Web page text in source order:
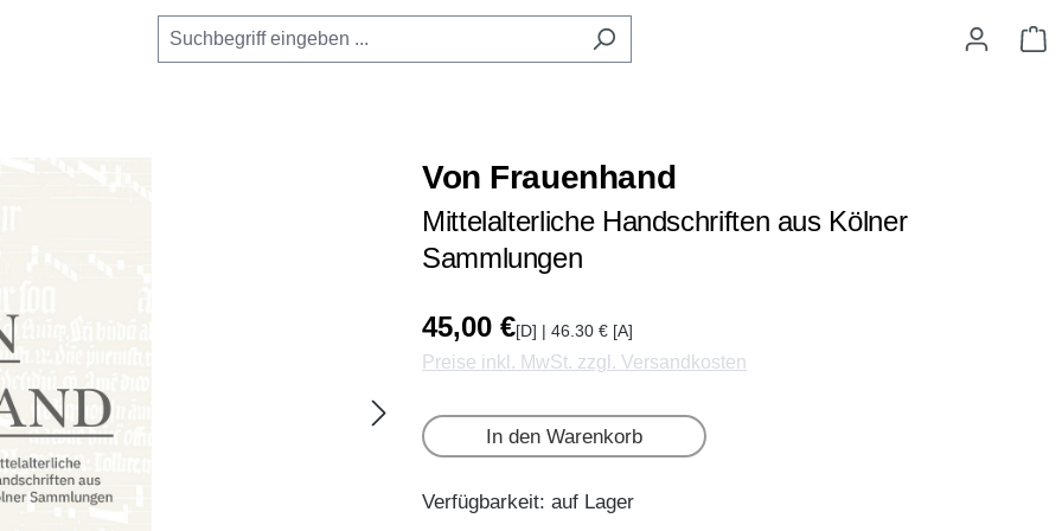
Von Frauenhand
Mittelalterliche Handschriften aus Kölner
Sammlungen
45,00 €[D] | 46.30 € [A]
Preise inkl. MwSt. zzgl. Versandkosten
In den Warenkorb
Verfügbarkeit: auf Lager